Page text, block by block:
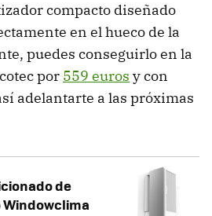
compacto diseñado
en el hueco de la
puedes conseguirlo en la
por 559 euros y con
adelantarte a las próximas
de